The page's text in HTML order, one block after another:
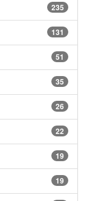
235
131
51
35
26
22
19
19